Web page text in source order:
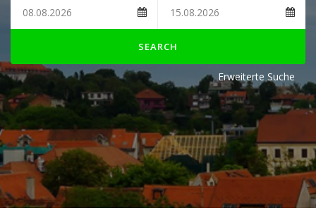
SEARCH
Erweiterte Suche